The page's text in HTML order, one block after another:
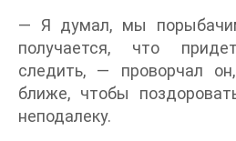
— Я думал, мы
получается, что
следить, — проворчал
ближе, чтобы
неподалеку.